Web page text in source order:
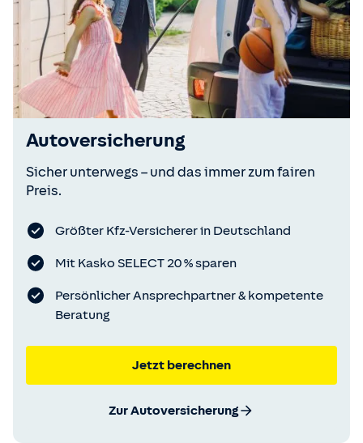
Autoversicherung
Sicher unterwegs – und das immer zum fairen
Preis.
Größter Kfz-Versicherer in Deutschland
Mit Kasko SELECT 20 % sparen
Persönlicher Ansprechpartner & kompetente
Beratung
Jetzt berechnen
Zur Autoversicherung